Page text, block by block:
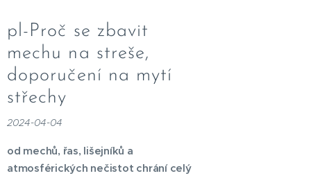
pl-Proč se zbavit
mechu na streše,
doporučení na mytí
střechy
2024-04-04
od mechů, řas, lišejníků a
atmosférických nečistot chrání celý